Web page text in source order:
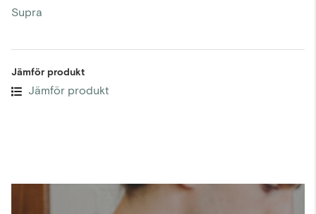
Supra
Jämför produkt
Jämför produkt